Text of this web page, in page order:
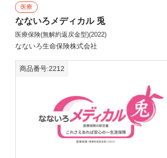
商品番号:2212
医療
なないろメディカル 兎
医療保険(無解約返戻金型)(2022)
なないろ生命保険株式会社